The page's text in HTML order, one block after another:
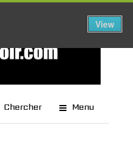
Chercher Menu
View